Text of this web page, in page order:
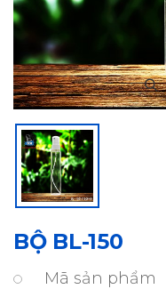
BỘ BL-150
Mã sản phẩm